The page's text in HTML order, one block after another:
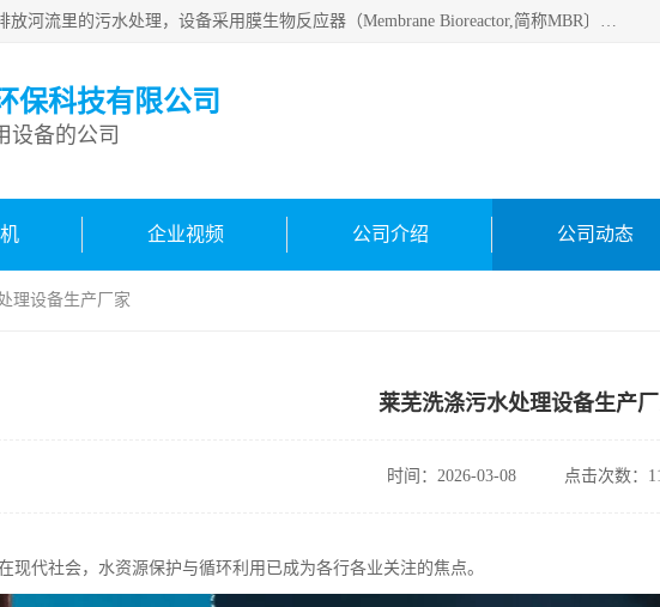
MBR污水处理设备广泛应用于各种需要直接排放河流里的污水处理，设备采用膜生物反应器（Membrane Bioreactor,简称MBR〕技术，取代了传统工艺中的二沉池，它可以*地进行固液分离，得到直接使用的稳定中水，又可在生物池内维持高浓度的微生物量，工艺剩余污泥少，极有效地去除氨氮，出水悬浮物和浊度接近于零，出水中细菌和病毒被大幅度去除，能耗低，占地面积小。
保科技有限公司
设备的公司
企业视频 公司介绍 公司动态
理设备生产厂家
莱芜洗涤污水处理设备生产
时间：2026-03-08 点击次数：
现代社会，水资源保护与循环利用已成为各行各业关注的焦点。